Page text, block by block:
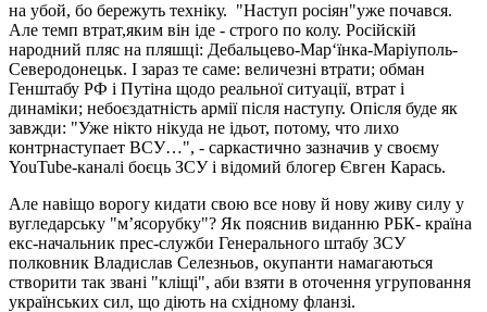
на убой, бо бережуть техніку. "Наступ росіян"уже почався.
Але темп втрат,яким він іде - строго по колу. Російскій
народний пляс на пляшці: Дебальцево-Мар‘їнка-Маріуполь-
Северодонецьк. І зараз те саме: величезні втрати; обман
Генштабу РФ і Путіна щодо реальної ситуації, втрат і
динаміки; небоєздатність армії після наступу. Опісля буде як
завжди: "Уже нікто нікуда не ідьот, потому, что лихо
контрнаступает ВСУ…", - саркастично зазначив у своєму
YouTube-каналі боєць ЗСУ і відомий блогер Євген Карась.
Але навіщо ворогу кидати свою все нову й нову живу силу у
вугледарську "м’ясорубку"? Як пояснив виданню РБК- країна
екс-начальник прес-служби Генерального штабу ЗСУ
полковник Владислав Селезньов, окупанти намагаються
створити так звані "кліщі", аби взяти в оточення угруповання
українських сил, що діють на східному фланзі.